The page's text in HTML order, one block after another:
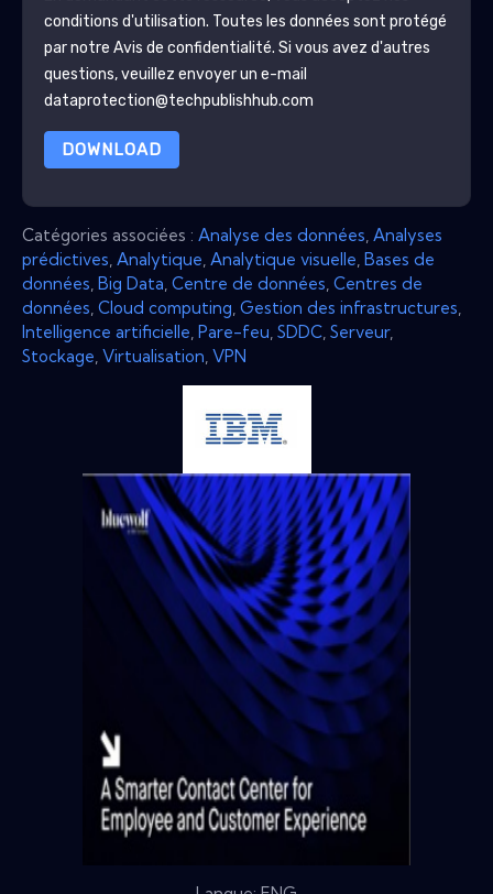
conditions d'utilisation. Toutes les données sont protégé
par notre Avis de confidentialité. Si vous avez d'autres
questions, veuillez envoyer un e-mail
dataprotection@techpublishhub.com
DOWNLOAD
Catégories associées : Analyse des données Analyses
prédictives Analytique Analytique visuelle Bases de
données Big Data Centre de données Centres de
données Cloud computing Gestion des infrastructures
Intelligence artificielle Pare-feu SDDC Serveur,
Stockage Virtualisation VPN